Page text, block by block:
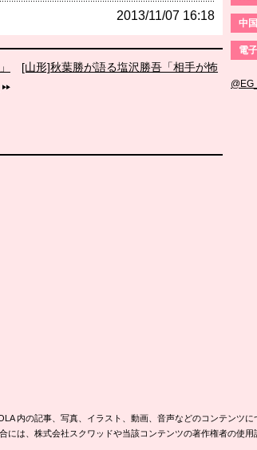
2013/11/07 16:18
[山形]秋葉勝が語る塩沢勝吾「相手が怖
中
電
内の記事、写真、イラスト、動画、音声などのコンテンツに
は、株式会社スクワッドや当該コンテンツの著作権者の使用